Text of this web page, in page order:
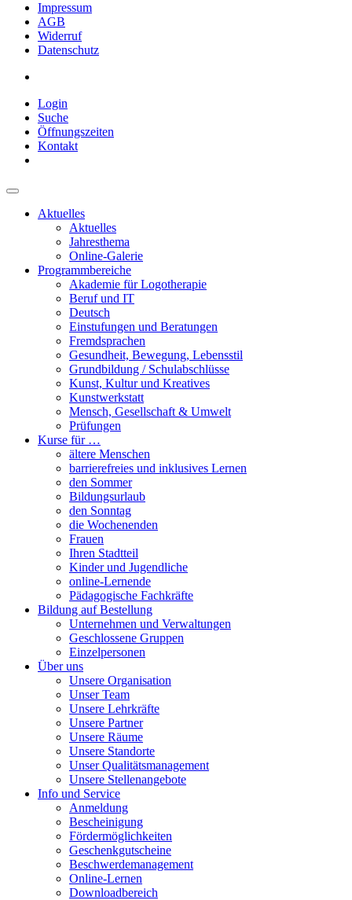
Impressum
AGB
Widerruf
Datenschutz
Login
Suche
Öffnungszeiten
Kontakt
Aktuelles
Aktuelles
Jahresthema
Online-Galerie
Programmbereiche
Akademie für Logotherapie
Beruf und IT
Deutsch
Einstufungen und Beratungen
Fremdsprachen
Gesundheit, Bewegung, Lebensstil
Grundbildung / Schulabschlüsse
Kunst, Kultur und Kreatives
Kunstwerkstatt
Mensch, Gesellschaft & Umwelt
Prüfungen
Kurse für …
ältere Menschen
barrierefreies und inklusives Lernen
den Sommer
Bildungsurlaub
den Sonntag
die Wochenenden
Frauen
Ihren Stadtteil
Kinder und Jugendliche
online-Lernende
Pädagogische Fachkräfte
Bildung auf Bestellung
Unternehmen und Verwaltungen
Geschlossene Gruppen
Einzelpersonen
Über uns
Unsere Organisation
Unser Team
Unsere Lehrkräfte
Unsere Partner
Unsere Räume
Unsere Standorte
Unser Qualitätsmanagement
Unsere Stellenangebote
Info und Service
Anmeldung
Bescheinigung
Fördermöglichkeiten
Geschenkgutscheine
Beschwerdemanagement
Online-Lernen
Downloadbereich